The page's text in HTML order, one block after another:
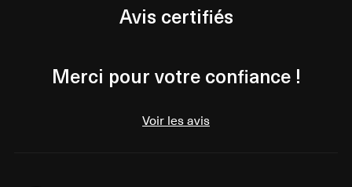
Avis certifiés
Merci pour votre confiance !
Voir les avis